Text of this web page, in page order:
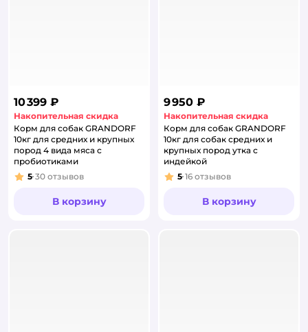
10 399 ₽
Накопительная скидка
Корм для собак GRANDORF
10кг для средних и крупных
пород 4 вида мяса с
пробиотиками
Рейтинг:
5 30 отзывов
В корзину
9 950 ₽
Накопительная скидка
Корм для собак GRANDORF
10кг для собак средних и
крупных пород утка с
индейкой
Рейтинг:
5 16 отзывов
В корзину